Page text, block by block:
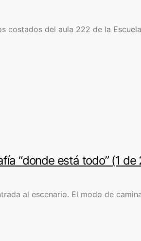
del aula 222 de la
“donde está todo” (1 de
al escenario. El modo de